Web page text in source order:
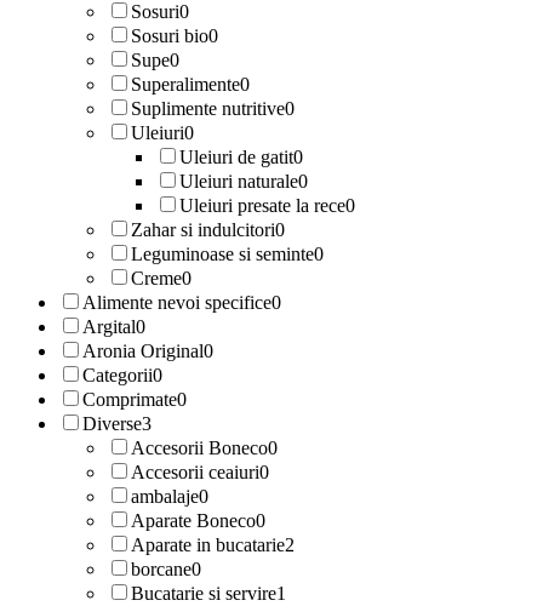
Sosuri0
Sosuri bio0
Supe0
Superalimente0
Suplimente nutritive0
Uleiuri0
Uleiuri de gatit0
Uleiuri naturale0
Uleiuri presate la rece0
Zahar si indulcitori0
Leguminoase si seminte0
Creme0
Alimente nevoi specifice0
Argital0
Aronia Original0
Categorii0
Comprimate0
Diverse3
Accesorii Boneco0
Accesorii ceaiuri0
ambalaje0
Aparate Boneco0
Aparate in bucatarie2
borcane0
Bucatarie si servire1